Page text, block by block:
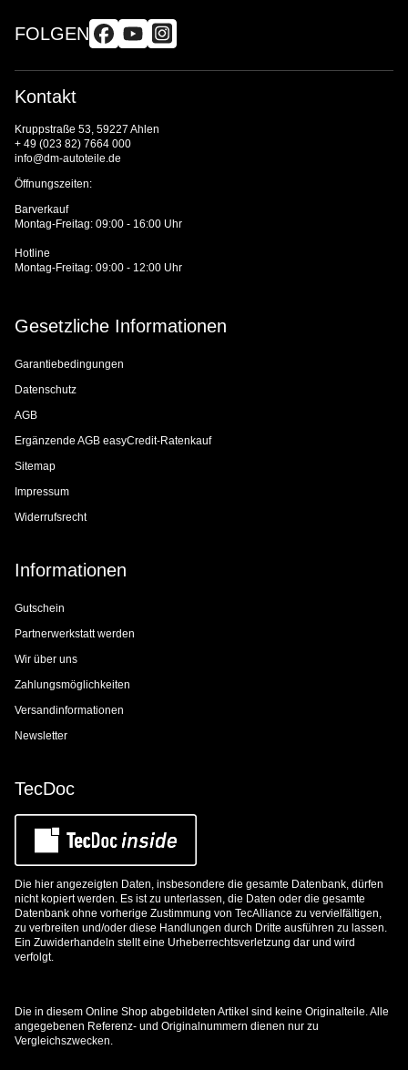
FOLGEN
Kontakt
Kruppstraße 53, 59227 Ahlen
+ 49 (023 82) 7664 000
info@dm-autoteile.de
Öffnungszeiten:
Barverkauf
Montag-Freitag: 09:00 - 16:00 Uhr
Hotline
Montag-Freitag: 09:00 - 12:00 Uhr
Gesetzliche Informationen
Garantiebedingungen
Datenschutz
AGB
Ergänzende AGB easyCredit-Ratenkauf
Sitemap
Impressum
Widerrufsrecht
Informationen
Gutschein
Partnerwerkstatt werden
Wir über uns
Zahlungsmöglichkeiten
Versandinformationen
Newsletter
TecDoc
Die hier angezeigten Daten, insbesondere die gesamte Datenbank, dürfen
nicht kopiert werden. Es ist zu unterlassen, die Daten oder die gesamte
Datenbank ohne vorherige Zustimmung von TecAlliance zu vervielfältigen,
zu verbreiten und/oder diese Handlungen durch Dritte ausführen zu lassen.
Ein Zuwiderhandeln stellt eine Urheberrechtsverletzung dar und wird
verfolgt.
Die in diesem Online Shop abgebildeten Artikel sind keine Originalteile. Alle
angegebenen Referenz- und Originalnummern dienen nur zu
Vergleichszwecken.